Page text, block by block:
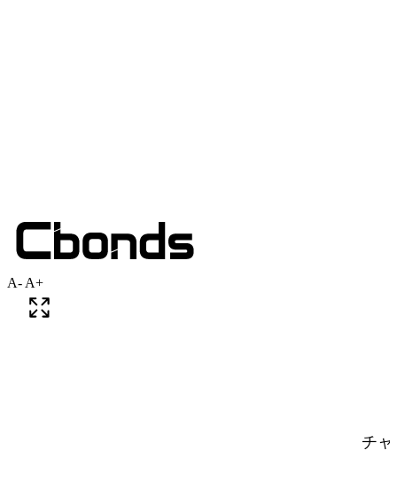
A- A+
チ